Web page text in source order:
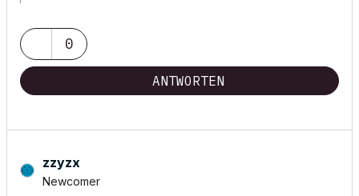
0
ANTWORTEN
zzyzx
Newcomer